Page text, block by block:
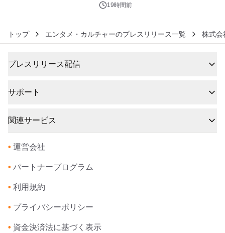
19時間前
トップ エンタメ・カルチャーのプレスリリース一覧 株式会
プレスリリース配信
サポート
関連サービス
• 運営会社
• パートナープログラム
• 利用規約
• プライバシーポリシー
• 資金決済法に基づく表示